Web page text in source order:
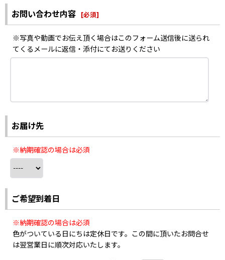
お問い合わせ内容 [必須]
※写真や動画でお伝え頂く場合はこのフォーム送信後に送られ
てくるメールに返信・添付にてお送りください
お届け先
※納期確認の場合は必須
ご希望到着日
※納期確認の場合は必須
色がついている日にちは定休日です。この間に頂いたお問合せ
は翌営業日に順次対応いたします。